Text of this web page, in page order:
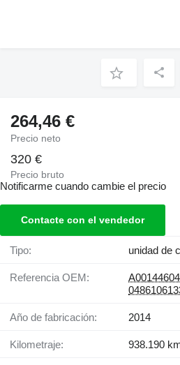
264,46 €
Precio neto
320 €
Precio bruto
Notificarme cuando cambie el precio
Contacte con el vendedor
Tipo: unidad de
Referencia OEM:
Año de fabricación: 2014
Kilometraje: 938.190